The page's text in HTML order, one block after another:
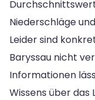
Niederschläge
Leider sind
Baryssau nicht
Informationen
Wissens über das